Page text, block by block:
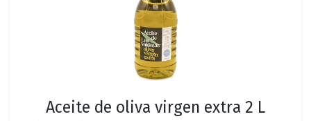
Aceite de oliva virgen extra 2 L